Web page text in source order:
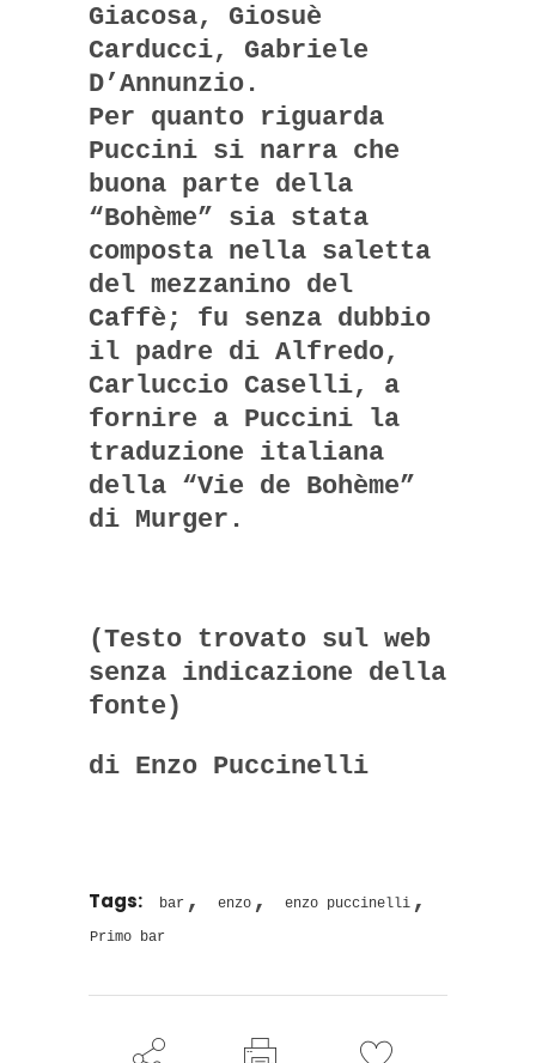
Giacosa, Giosuè
Carducci, Gabriele
D’Annunzio.
Per quanto riguarda
Puccini si narra che
buona parte della
“Bohème” sia stata
composta nella saletta
del mezzanino del
Caffè; fu senza dubbio
il padre di Alfredo,
Carluccio Caselli, a
fornire a Puccini la
traduzione italiana
della “Vie de Bohème”
di Murger.
(Testo trovato sul web
senza indicazione della
fonte)
di Enzo Puccinelli
Tags: bar , enzo , enzo puccinelli ,
Primo bar